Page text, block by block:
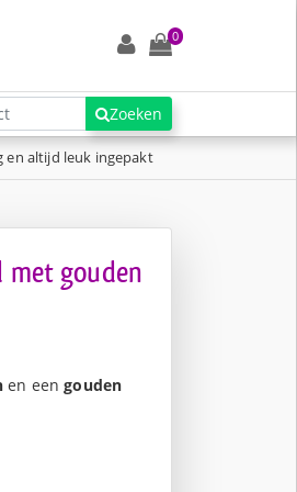
0
Zoeken
en altijd leuk ingepakt
met gouden
en eengouden